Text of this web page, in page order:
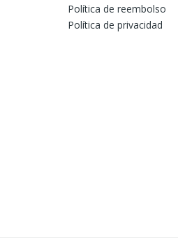
Política de reembolso
Política de privacidad